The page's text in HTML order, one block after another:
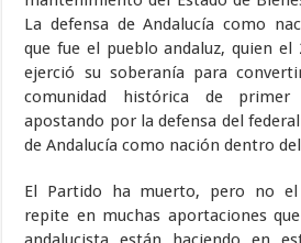
La defensa de Andalucía como
que fue el pueblo andaluz, quien el
ejerció su soberanía para
comunidad histórica de
apostando por la defensa del
de Andalucía como nación dentro
El Partido ha muerto, pero no el
repite en muchas aportaciones